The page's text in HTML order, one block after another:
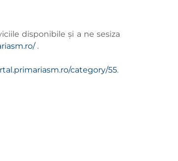
disponibile și a ne sesiza
.
category/55.